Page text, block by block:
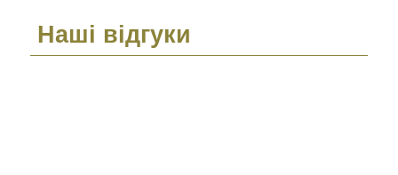
Наші відгуки